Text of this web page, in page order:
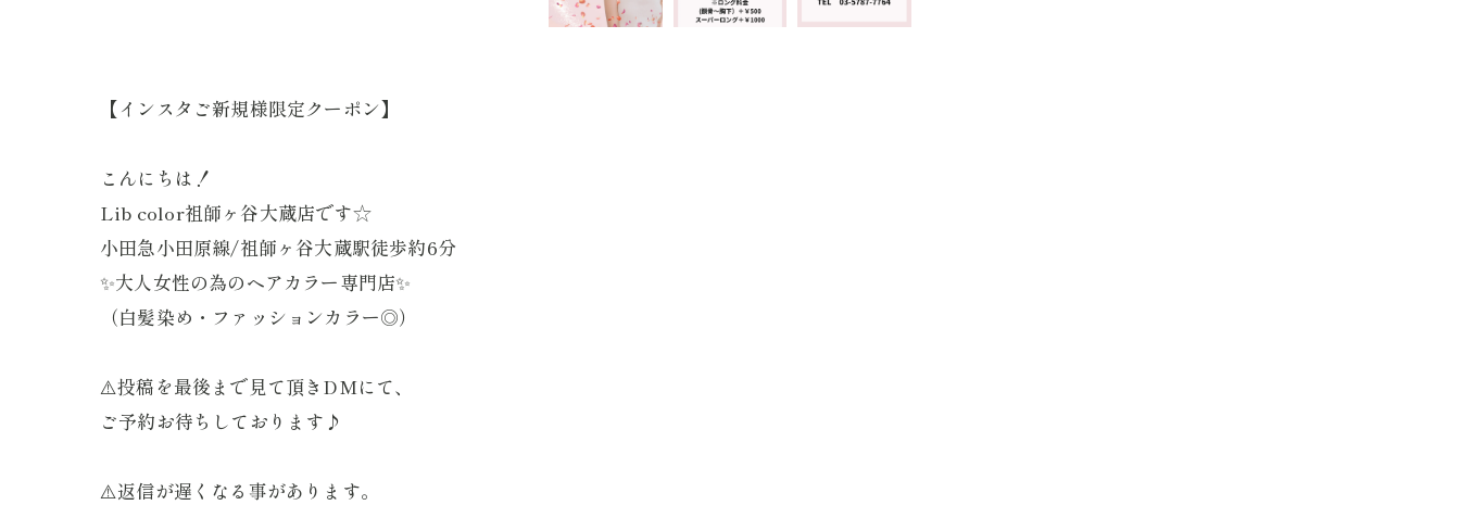
【インスタご新規様限定クーポン】
こんにちは！
Lib color祖師ヶ谷大蔵店です☆
小田急小田原線/祖師ヶ谷大蔵駅徒歩約6分
✨大人女性の為のヘアカラー専門店✨
（白髪染め・ファッションカラー◎）
⚠️投稿を最後まで見て頂きDMにて、
ご予約お待ちしております♪
⚠️返信が遅くなる事があります。